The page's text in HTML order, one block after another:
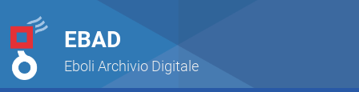
EBAD
Eboli Archivio Digitale